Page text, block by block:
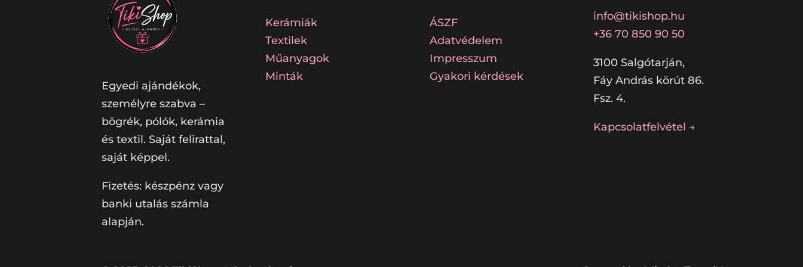
Egyedi ajándékok,
személyre szabva –
bögrék, pólók, kerámia
és textil. Saját felirattal,
saját képpel.
Fizetés: készpénz vagy
banki utalás számla
alapján.
Kerámiák
Textilek
Műanyagok
Minták
ÁSZF
Adatvédelem
Impresszum
Gyakori kérdések
info@tikishop.hu
+36 70 850 90 50
3100 Salgótarján,
Fáy András körút 86.
Fsz. 4.
Kapcsolatfelvétel →